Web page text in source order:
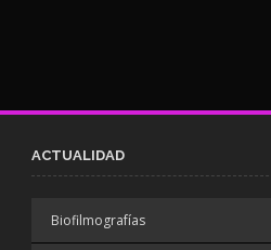
ACTUALIDAD
Biofilmografías